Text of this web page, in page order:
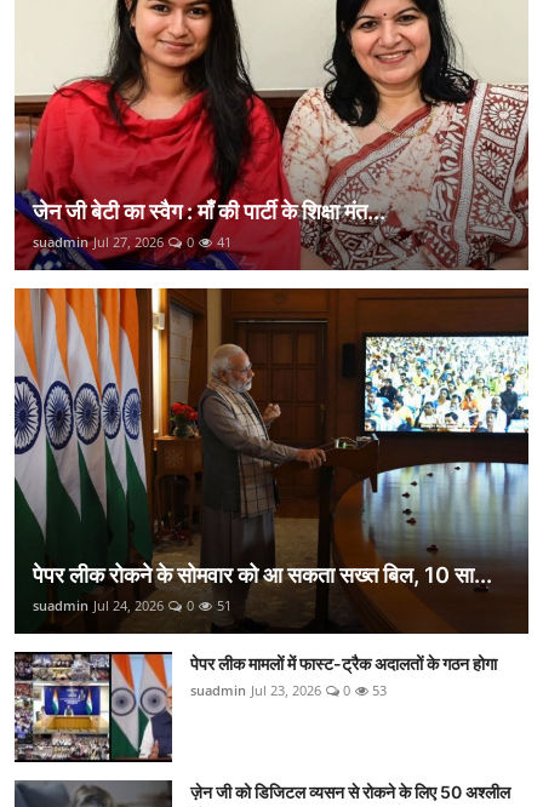
जेन जी बेटी का स्वैग : माँ की पार्टी के शिक्षा मंत...
suadmin Jul 27, 2026 0 41
पेपर लीक रोकने के सोमवार को आ सकता सख्त बिल, 10 सा...
suadmin Jul 24, 2026 0 51
पेपर लीक मामलों में फास्ट-ट्रैक अदालतों के गठन होगा
suadmin Jul 23, 2026 0 53
ज़ेन जी को डिजिटल व्यसन से रोकने के लिए 50 अश्लील